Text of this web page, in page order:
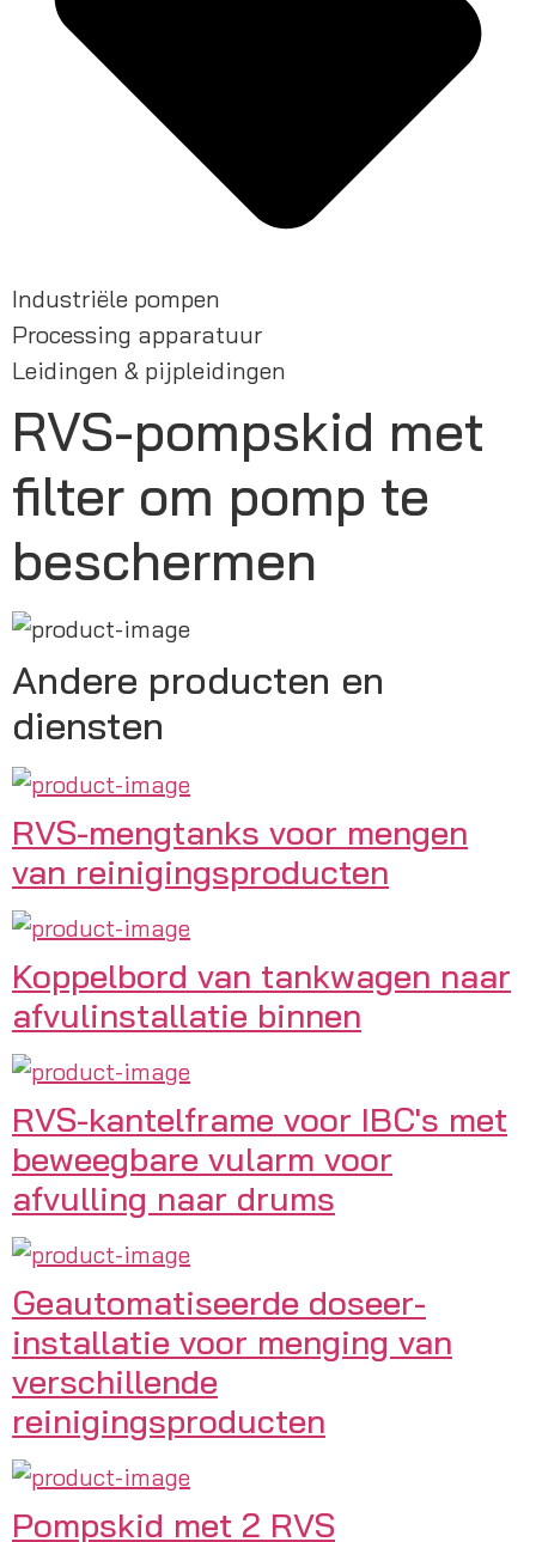
Industriële pompen
Processing apparatuur
Leidingen & pijpleidingen
RVS-pompskid met
filter om pomp te
beschermen
Andere producten en
diensten
RVS-mengtanks voor mengen
van reinigingsproducten
Koppelbord van tankwagen naar
afvulinstallatie binnen
RVS-kantelframe voor IBC's met
beweegbare vularm voor
afvulling naar drums
Geautomatiseerde doseer-
installatie voor menging van
verschillende
reinigingsproducten
Pompskid met 2 RVS